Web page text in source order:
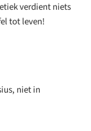
verdient niets
tot leven!
niet in